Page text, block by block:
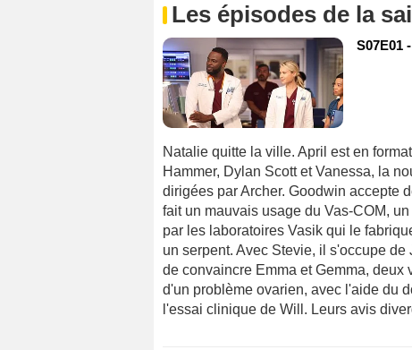
Les épisodes de la
S07E01
Natalie quitte la ville. April est en
Hammer, Dylan Scott et Vanessa, la
dirigées par Archer. Goodwin accepte
fait un mauvais usage du Vas-COM,
par les laboratoires Vasik qui le
un serpent. Avec Stevie, il s'occupe
de convaincre Emma et Gemma,
d'un problème ovarien, avec l'aide du
l'essai clinique de Will. Leurs avis